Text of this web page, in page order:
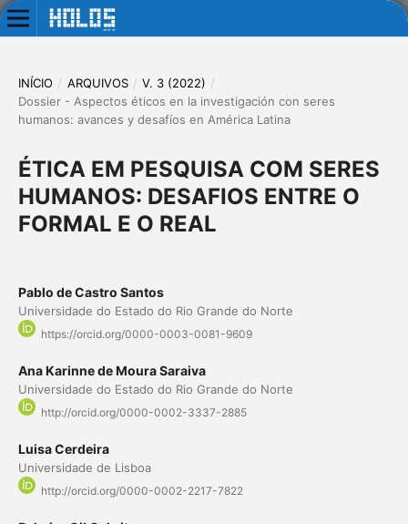
INÍCIO / ARQUIVOS / V. 3 (2022) /
Dossier - Aspectos éticos en la investigación con seres
humanos: avances y desafíos en América Latina
ÉTICA EM PESQUISA COM SERES
HUMANOS: DESAFIOS ENTRE O
FORMAL E O REAL
Pablo de Castro Santos
Universidade do Estado do Rio Grande do Norte
https://orcid.org/0000-0003-0081-9609
Ana Karinne de Moura Saraiva
Universidade do Estado do Rio Grande do Norte
http://orcid.org/0000-0002-3337-2885
Luisa Cerdeira
Universidade de Lisboa
http://orcid.org/0000-0002-2217-7822